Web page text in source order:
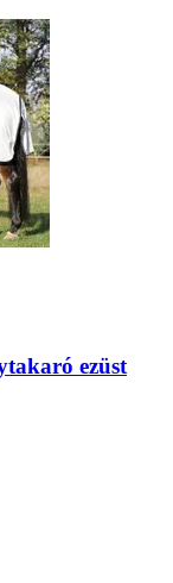
ezüst